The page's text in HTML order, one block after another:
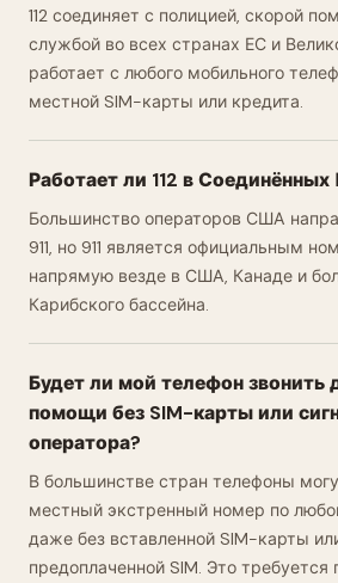
112 соединяет с полицией, скорой
службой во всех странах ЕС и
работает с любого мобильного
местной SIM-карты или кредита.
Работает ли 112 в
Большинство операторов США
911, но 911 является официальным
напрямую везде в США, Канаде и
Карибского бассейна.
Будет ли мой телефон звонить
помощи без SIM-карты или
оператора?
В большинстве стран телефоны
местный экстренный номер по
даже без вставленной SIM-карты
предоплаченной SIM. Это требуется